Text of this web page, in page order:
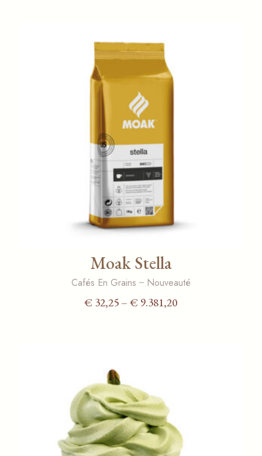
Moak Stella
Cafés En Grains Nouveauté
€ 32,25 –€ 9.381,20
Plage